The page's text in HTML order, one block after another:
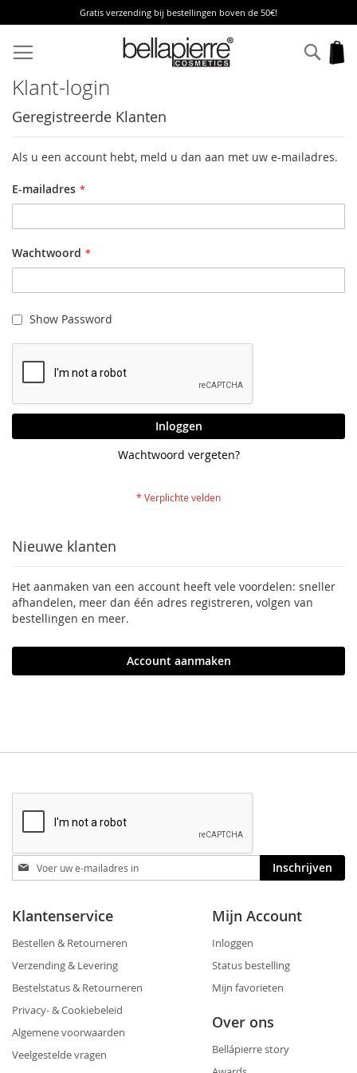
Gratis verzending bij bestellingen boven de 50€!
naar
de
inhoud
Zoek
Klant-login
Geregistreerde Klanten
Als u een account hebt, meld u dan aan met uw e-mailadres.
E-mailadres
Wachtwoord
Show Password
Inloggen
Wachtwoord vergeten?
Nieuwe klanten
Het aanmaken van een account heeft vele voordelen: sneller
afhandelen, meer dan één adres registreren, volgen van
bestellingen en meer.
Account aanmaken
Blijf
op
hoogte
Inschrijven
Klantenservice
Bestellen & Retourneren
Verzending & Levering
Bestelstatus & Retourneren
Privacy- & Cookiebeleid
Algemene voorwaarden
Veelgestelde vragen
Mijn Account
Inloggen
Status bestelling
Mijn favorieten
Over ons
Bellápierre story